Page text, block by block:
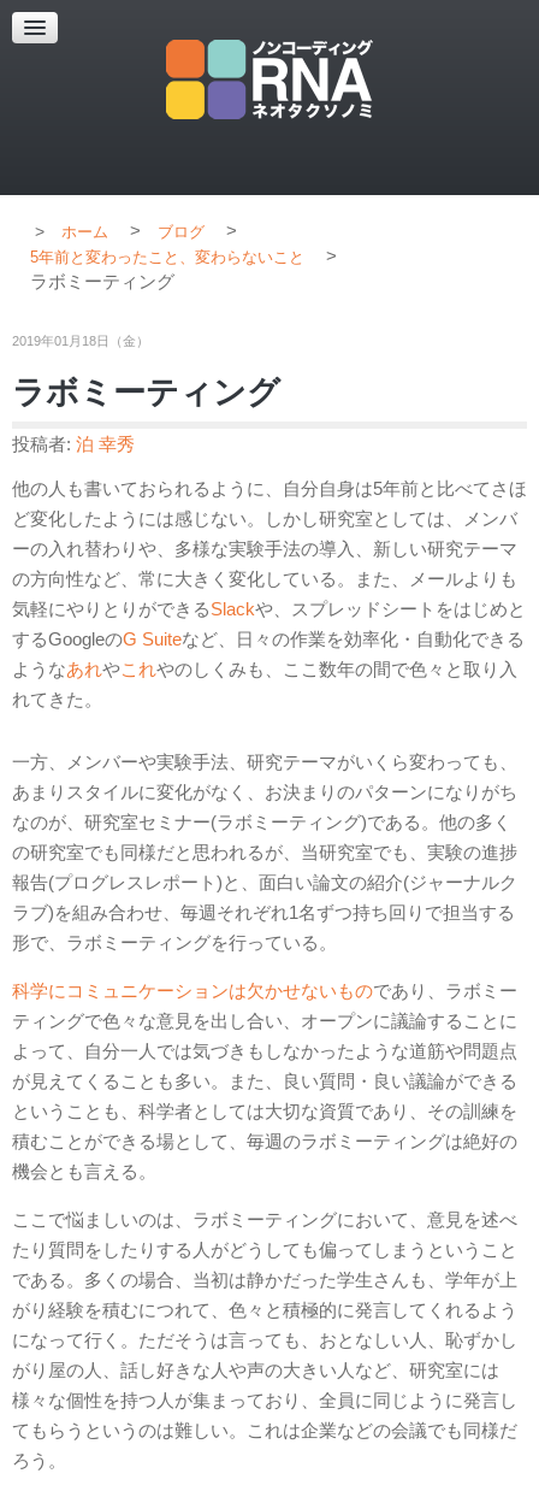
超解像顕微鏡
超解像顕微鏡の紹介
ホーム > ブログ >
5年前と変わったこと、変わらないこと
>
ラボミーティング
2019年01月18日（金）
ラボミーティング
投稿者: 泊 幸秀
他の人も書いておられるように、自分自身は5年前と比べてさほ
ど変化したようには感じない。しかし研究室としては、メンバ
ーの入れ替わりや、多様な実験手法の導入、新しい研究テーマ
の方向性など、常に大きく変化している。また、メールよりも
気軽にやりとりができるSlackや、スプレッドシートをはじめと
するGoogleのG Suiteなど、日々の作業を効率化・自動化できる
ようなあれやこれやのしくみも、ここ数年の間で色々と取り入
れてきた。
一方、メンバーや実験手法、研究テーマがいくら変わっても、
あまりスタイルに変化がなく、お決まりのパターンになりがち
なのが、研究室セミナー(ラボミーティング)である。他の多く
の研究室でも同様だと思われるが、当研究室でも、実験の進捗
報告(プログレスレポート)と、面白い論文の紹介(ジャーナルク
ラブ)を組み合わせ、毎週それぞれ1名ずつ持ち回りで担当する
形で、ラボミーティングを行っている。
科学にコミュニケーションは欠かせないものであり、ラボミー
ティングで色々な意見を出し合い、オープンに議論することに
よって、自分一人では気づきもしなかったような道筋や問題点
が見えてくることも多い。また、良い質問・良い議論ができる
ということも、科学者としては大切な資質であり、その訓練を
積むことができる場として、毎週のラボミーティングは絶好の
機会とも言える。
ここで悩ましいのは、ラボミーティングにおいて、意見を述べ
たり質問をしたりする人がどうしても偏ってしまうということ
である。多くの場合、当初は静かだった学生さんも、学年が上
がり経験を積むにつれて、色々と積極的に発言してくれるよう
になって行く。ただそうは言っても、おとなしい人、恥ずかし
がり屋の人、話し好きな人や声の大きい人など、研究室には
様々な個性を持つ人が集まっており、全員に同じように発言し
てもらうというのは難しい。これは企業などの会議でも同様だ
ろう。